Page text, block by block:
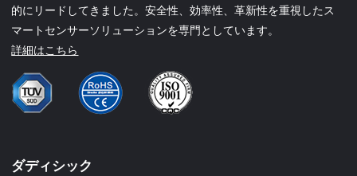
的にリードしてきました。安全性、効率性、革新性を重視したス
マートセンサーソリューションを専門としています。
詳細はこちら
ダディシック